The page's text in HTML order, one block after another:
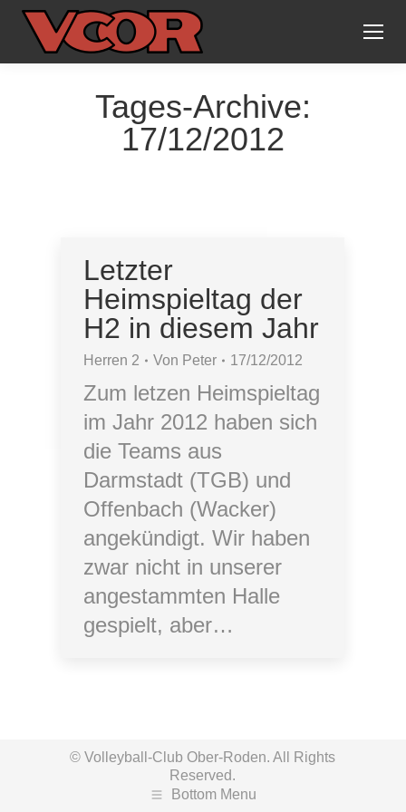
Tages-Archive:
17/12/2012
Letzter
Heimspieltag der
H2 in diesem Jahr
Herren 2 Von Peter 17/12/2012
Zum letzen Heimspieltag
im Jahr 2012 haben sich
die Teams aus
Darmstadt (TGB) und
Offenbach (Wacker)
angekündigt. Wir haben
zwar nicht in unserer
angestammten Halle
gespielt, aber…
© Volleyball-Club Ober-Roden. All Rights
Reserved.
Bottom Menu